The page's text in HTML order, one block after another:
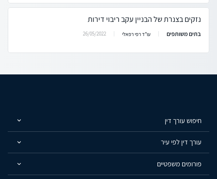
נזקים בצנרת של הבניין עקב ריבוי דירות
בתים משותפים עו"ד רפי רפאלי 26/05/2022
חיפוש עורך דין
עורך דין לפי עיר
פורומים משפטיים